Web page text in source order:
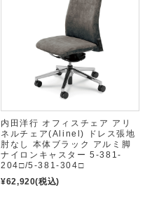
内田洋行 オフィスチェア アリ
ネルチェア(Alinel) ドレス張地
肘なし 本体ブラック アルミ脚
ナイロンキャスター 5-381-
204□/5-381-304□
¥62,920(税込)